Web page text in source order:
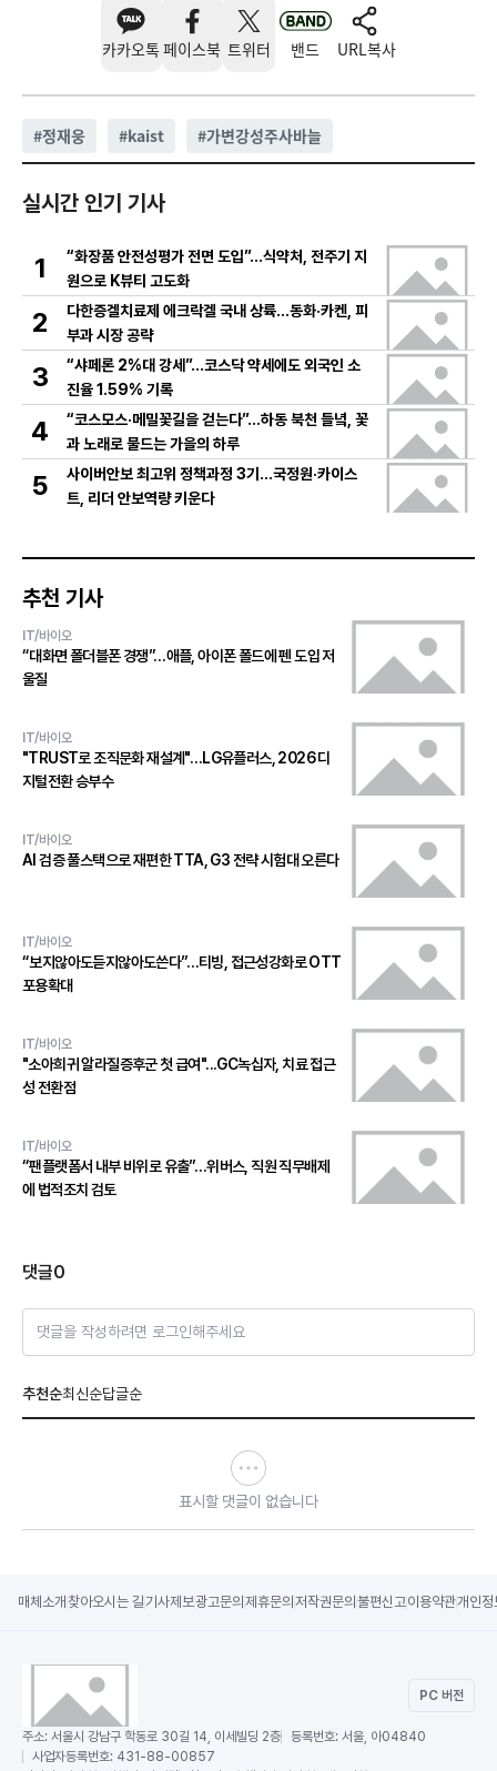
카카오톡 페이스북 트위터 밴드 URL복사
#정재웅 #kaist #가변강성주사바늘
실시간 인기 기사
1
“화장품 안전성평가 전면 도입”…식약처, 전주기 지
원으로 K뷰티 고도화
2
다한증겔치료제 에크락겔 국내 상륙…동화·카켄, 피
부과 시장 공략
3
“샤페론 2%대 강세”…코스닥 약세에도 외국인 소
진율 1.59% 기록
4
“코스모스·메밀꽃길을 걷는다”…하동 북천 들녘, 꽃
과 노래로 물드는 가을의 하루
5
사이버안보 최고위 정책과정 3기…국정원·카이스
트, 리더 안보역량 키운다
추천 기사
IT/바이오
“대화면 폴더블폰 경쟁”…애플, 아이폰 폴드에 펜 도입 저
울질
IT/바이오
"TRUST로 조직문화 재설계"…LG유플러스, 2026 디
지털전환 승부수
IT/바이오
AI 검증 풀스택으로 재편한 TTA, G3 전략 시험대 오른다
IT/바이오
“보지않아도듣지않아도쓴다”…티빙, 접근성강화로 OTT
포용확대
IT/바이오
"소아희귀 알라질증후군 첫 급여"...GC녹십자, 치료 접근
성 전환점
IT/바이오
“팬플랫폼서 내부 비위로 유출”…위버스, 직원 직무배제
에 법적조치 검토
댓글0
댓글을 작성하려면 로그인해주세요
추천순최신순답글순
표시할 댓글이 없습니다
매체소개 찾아오시는 길기사제보광고문의 제휴문의 저작권문의 불편신고이용약관개인정
PC 버전
주소: 서울시 강남구 학동로 30길 14, 이세빌딩 2층 등록번호: 서울, 아04840
사업자등록번호: 431-88-00857